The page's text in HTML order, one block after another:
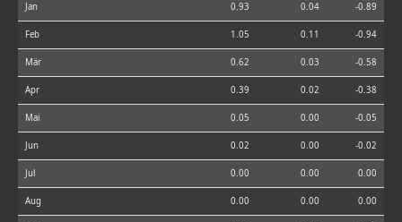
Jan 0.93 0.04 -0.89
Feb 1.05 0.11 -0.94
Mär 0.62 0.03 -0.58
Apr 0.39 0.02 -0.38
Mai 0.05 0.00 -0.05
Jun 0.02 0.00 -0.02
Jul 0.00 0.00 0.00
Aug 0.00 0.00 0.00